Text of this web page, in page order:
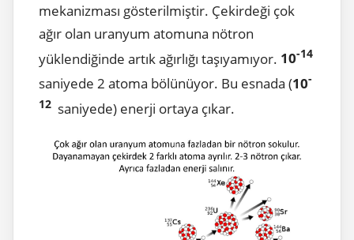
mekanizması gösterilmiştir. Çekirdeği çok
ağır olan uranyum atomuna nötron
yüklendiğinde artık ağırlığı taşıyamıyor. 10-14
saniyede 2 atoma bölünüyor. Bu esnada (10-
12 saniyede) enerji ortaya çıkar.